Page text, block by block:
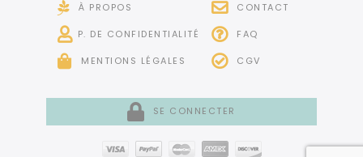
À PROPOS
P. DE CONFIDENTIALITÉ
MENTIONS LÉGALES
CONTACT
FAQ
CGV
SE CONNECTER